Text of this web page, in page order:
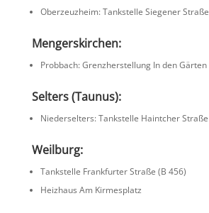
Oberzeuz­heim: Tankstelle Siegener Straße
Mengers­kir­chen:
Probbach: Grenz­her­stel­lung In den Gärten
Selters (Taunus):
Nieder­sel­ters: Tankstelle Haint­cher Straße
Weilburg:
Tankstelle Frank­furter Straße (B 456)
Heizhaus Am Kirmesplatz